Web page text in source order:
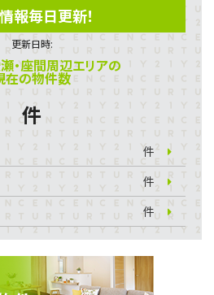
報毎日更新！
更新日時:
・座間周辺エリアの
在の物件数
件
件
件
件